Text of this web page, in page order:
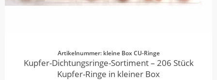
Artikelnummer: kleine Box CU-Ringe
Kupfer-Dichtungsringe-Sortiment – 206 Stück
Kupfer-Ringe in kleiner Box